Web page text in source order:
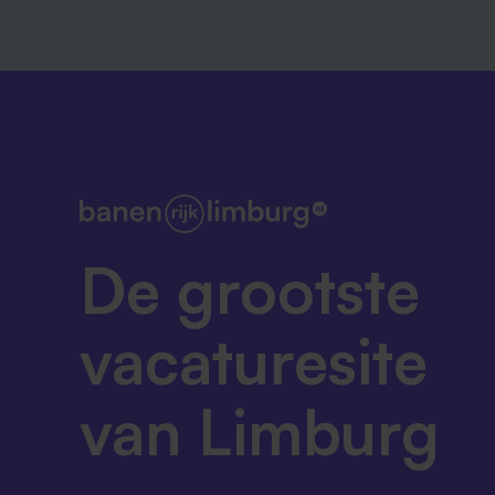
Heuschen & Schrouff is de
Aziatische food- en non foodproducten in
vertegenwoordigen we meer dan 65
Goose, en hebben we sterke eigen
Daarnaast bieden we Private Label
meer dan 450 collega’s, 45
van etnische toko’s en groothandels tot
ons eigen e-commerce platform.
We zijn een gezond, groeiend bedrijf,
producten. Die groei vraagt om slimme
actief aan bijdragen. Bij ons kom je niet
De grootste
vacaturesite
van Limburg